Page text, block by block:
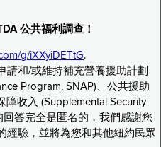
公共福利調查！
g/iXXyiDETtG.
請和/或維持補充營養援助計劃
Program, SNAP)、公共援助
障收入 (Supplemental Security
回答完全是匿名的，我們感謝您
經驗，並將為您和其他紐約民眾